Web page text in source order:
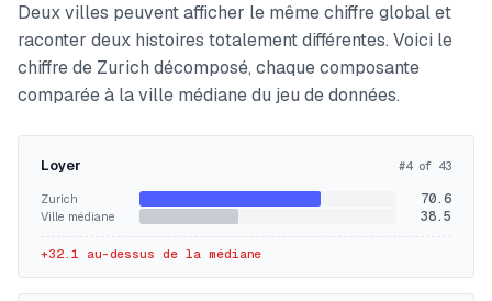
Deux villes peuvent afficher le même chiffre global et
raconter deux histoires totalement différentes. Voici le
chiffre de Zurich décomposé, chaque composante
comparée à la ville médiane du jeu de données.
Loyer #4of 43
Zurich 70.6
Ville médiane 38.5
+32.1 au-dessus de la médiane